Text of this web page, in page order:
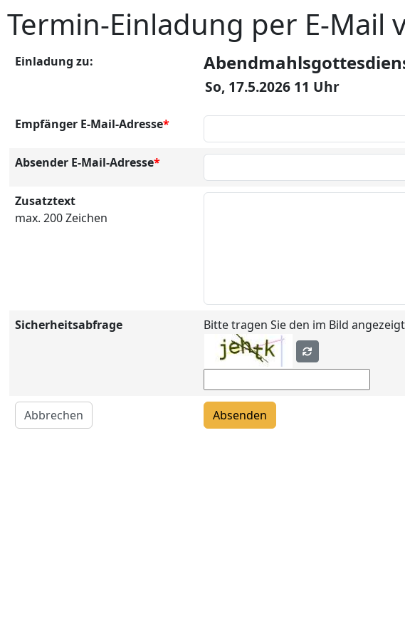
Termin-Einladung per E-Mail
Einladung zu:
So, 17.5.2026 11 Uhr
Empfänger E-Mail-Adresse*
Absender E-Mail-Adresse*
Zusatztext
max. 200 Zeichen
Sicherheitsabfrage Bitte tragen Sie den im Bild
Abbrechen Absenden